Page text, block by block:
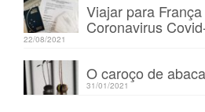
Viajar para
Coronavirus
22/08/2021
O caroço de
31/01/2021